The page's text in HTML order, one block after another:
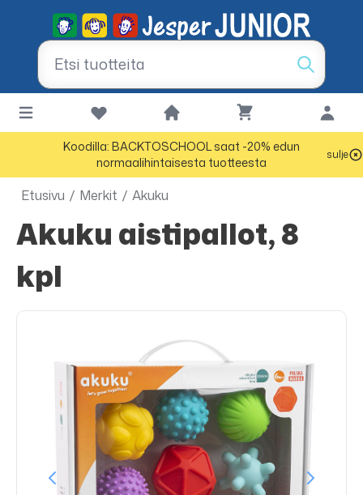
Koodilla: BACKTOSCHOOL saat -20% edun
normaalihintaisesta tuotteesta
sulje
Etusivu / Merkit / Akuku
Akuku aistipallot, 8
kpl